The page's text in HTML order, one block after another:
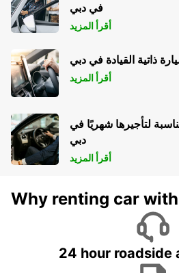
في دبي
أقرأ المزيد
ذاتية القيادة في دبي
أقرأ المزيد
لتأجيرها شهريًا في
دبي
أقرأ المزيد
Why renting car
24 hour roadside